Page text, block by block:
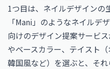
1つ目は、ネイルデザインの
「Mani」のようなネイルデ
向けのデザイン提案サービ
やベースカラー、テイスト（
韓国風など）を選ぶと、そ